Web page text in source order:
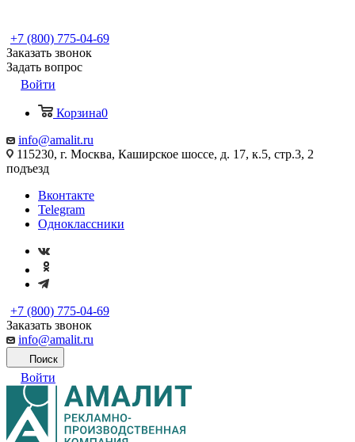
+7 (800) 775-04-69
Заказать звонок
Задать вопрос
Войти
Корзина0
info@amalit.ru
115230, г. Москва, Каширское шоссе, д. 17, к.5, стр.3, 2
подъезд
Вконтакте
Telegram
Одноклассники
+7 (800) 775-04-69
Заказать звонок
info@amalit.ru
Поиск
Войти